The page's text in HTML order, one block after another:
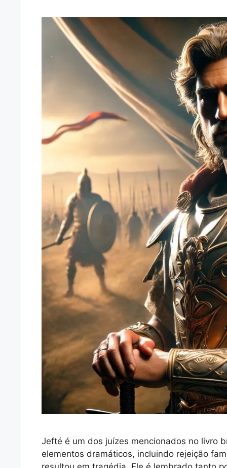
Jefté é um dos juízes mencionados no livro
elementos dramáticos, incluindo rejeição